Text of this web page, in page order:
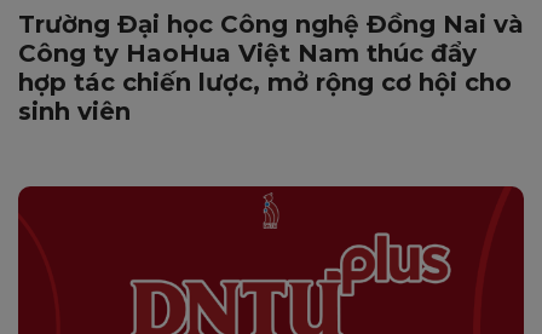
Trường Đại học Công nghệ Đồng Nai và
Công ty HaoHua Việt Nam thúc đẩy
hợp tác chiến lược, mở rộng cơ hội cho
sinh viên